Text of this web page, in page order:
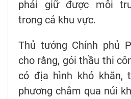
phải giữ được môi
trong cả khu vực.
Thủ tướng Chính phủ
cho rằng, gói thầu thi
có địa hình khó khăn,
phương châm qua núi